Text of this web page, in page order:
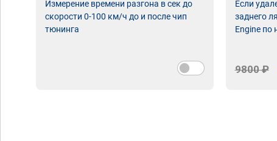
Измерение времени разгона в сек до
скорости 0-100 км/ч до и после чип
тюнинга
Если
заднего
Engine по
9800 ₽